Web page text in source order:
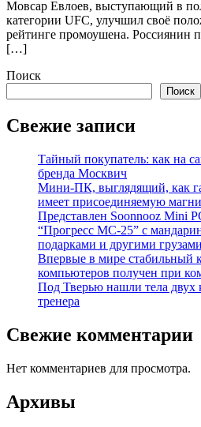
Мовсар Евлоев, выступающий в
категории UFC, улучшил своё
рейтинге промоушена. Россиянин
[…]
Поиск
Поиск
Свежие записи
Тайный покупатель: как на
бренда Москвич
Мини-ПК, выглядящий, как
имеет присоединяемую
Представлен Soonnooz Mini
“Прогресс МС-25” с
подарками и другими
Впервые в мире стабильный
компьютеров получен при
Под Тверью нашли тела двух
тренера
Свежие комментарии
Нет комментариев для просмотра.
Архивы